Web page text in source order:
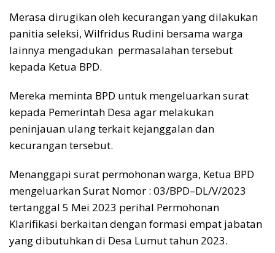
Merasa dirugikan oleh kecurangan yang dilakukan
panitia seleksi, Wilfridus Rudini bersama warga
lainnya mengadukan permasalahan tersebut
kepada Ketua BPD.
Mereka meminta BPD untuk mengeluarkan surat
kepada Pemerintah Desa agar melakukan
peninjauan ulang terkait kejanggalan dan
kecurangan tersebut.
Menanggapi surat permohonan warga, Ketua BPD
mengeluarkan Surat Nomor : 03/BPD–DL/V/2023
tertanggal 5 Mei 2023 perihal Permohonan
Klarifikasi berkaitan dengan formasi empat jabatan
yang dibutuhkan di Desa Lumut tahun 2023.